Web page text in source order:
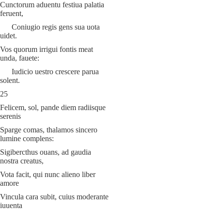
Cunctorum aduentu festiua palatia
feruent,
Coniugio regis gens sua uota
uidet.
Vos quorum irrigui fontis meat
unda, fauete:
Iudicio uestro crescere parua
solent.
25
Felicem, sol, pande diem radiisque
serenis
Sparge comas, thalamos sincero
lumine complens:
Sigibercthus ouans, ad gaudia
nostra creatus,
Vota facit, qui nunc alieno liber
amore
Vincula cara subit, cuius moderante
iuuenta